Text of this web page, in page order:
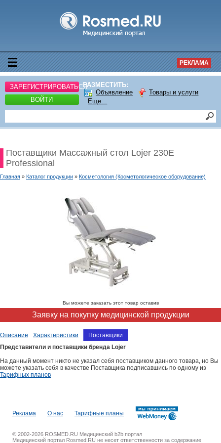
РЕКЛАМА
ЗАРЕГИСТРИРОВАТЬСЯ
ВОЙТИ
РАЗМЕСТИТЬ:
Объявление
Товары и услуги
Еще...
Поставщики Массажный стол Lojer 230E
Professional
Главная » Каталог продукции » Косметология (Косметологическое оборудование)
Вы можете заказать этот товар оставив
Заявку на покупку медицинской продукции
Описание Характеристики
Поставщики
Представители и поставщики бренда Lojer
На данный момент никто не указал себя поставщиком данного товара, но Вы
можете указать себя в качестве Поставщика подписавшись по одному из
Тарифных планов
Реклама О нас Тарифные планы
© 2002-2026 ROSMED.RU Медицинский b2b портал
Медицинский портал Rosmed.RU не несет ответственности за содержание